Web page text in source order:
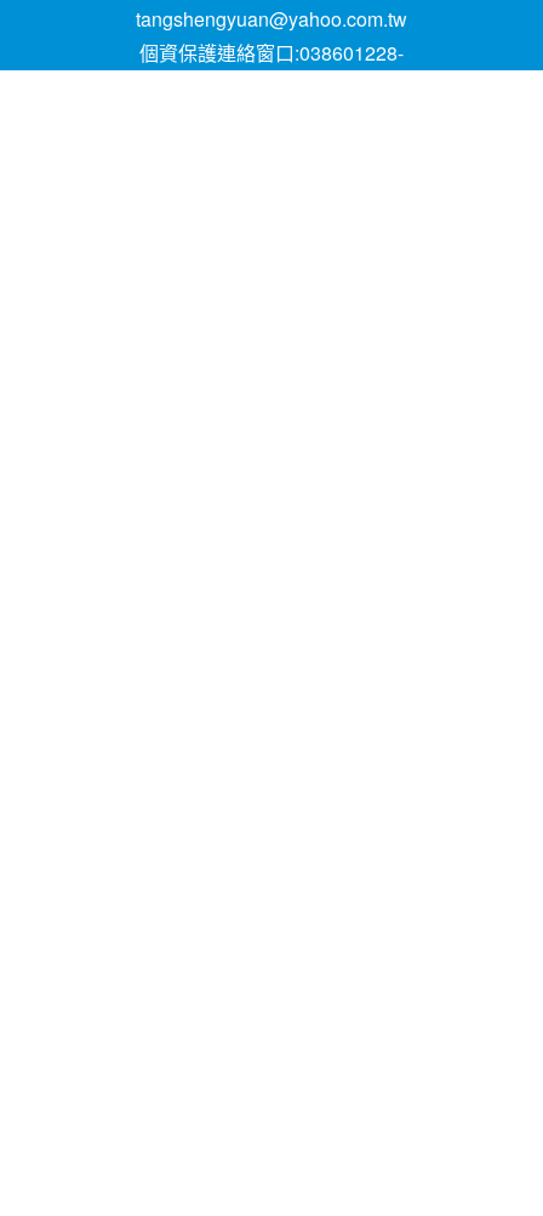
tangshengyuan@yahoo.com.tw
個資保護連絡窗口:038601228-